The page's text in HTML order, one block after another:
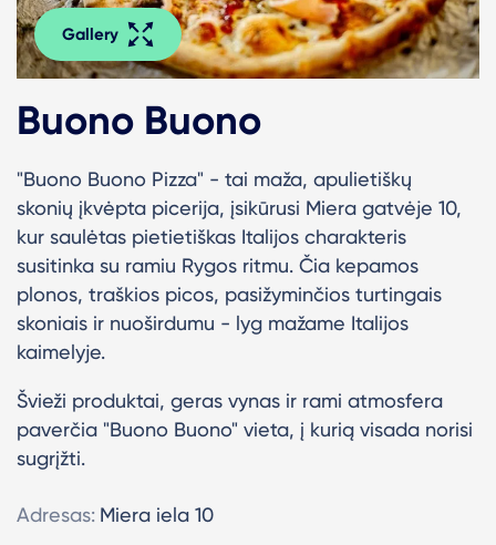
Gallery
Buono Buono
"Buono Buono Pizza" - tai maža, apulietiškų
skonių įkvėpta picerija, įsikūrusi Miera gatvėje 10,
kur saulėtas pietietiškas Italijos charakteris
susitinka su ramiu Rygos ritmu. Čia kepamos
plonos, traškios picos, pasižyminčios turtingais
skoniais ir nuoširdumu - lyg mažame Italijos
kaimelyje.
Švieži produktai, geras vynas ir rami atmosfera
paverčia "Buono Buono" vieta, į kurią visada norisi
sugrįžti.
Adresas: Miera iela 10